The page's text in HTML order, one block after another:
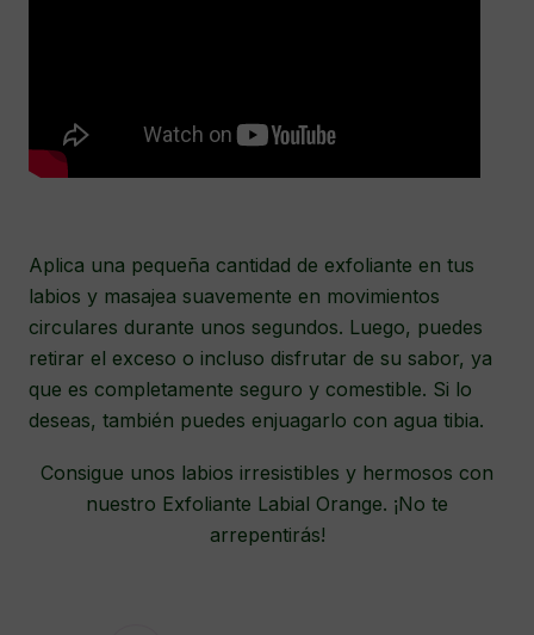
Aplica una pequeña cantidad de exfoliante en tus
labios y masajea suavemente en movimientos
circulares durante unos segundos. Luego, puedes
retirar el exceso o incluso disfrutar de su sabor, ya
que es completamente seguro y comestible. Si lo
deseas, también puedes enjuagarlo con agua tibia.
Consigue unos labios irresistibles y hermosos con
nuestro Exfoliante Labial Orange. ¡No te
arrepentirás!